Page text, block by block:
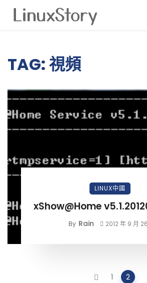
TAG: 視頻
LINUX中國
xShow@Home
By Rain 2012 年 9 月
1 2